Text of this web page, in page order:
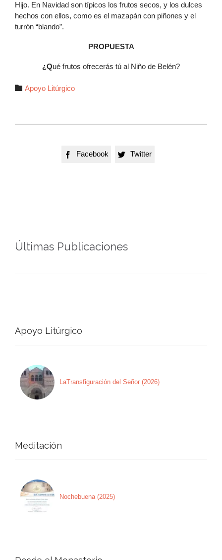
Hijo. En Navidad son típicos los frutos secos, y los dulces
hechos con ellos, como es el mazapán con piñones y el
turrón “blando”.
PROPUESTA
¿Qué frutos ofrecerás tú al Niño de Belén?
 Autor
Apoyo Litúrgico
 Facebook  Twitter
Últimas Publicaciones
Apoyo Litúrgico
LaTransfiguración del Señor (2026)
Meditación
Nochebuena (2025)